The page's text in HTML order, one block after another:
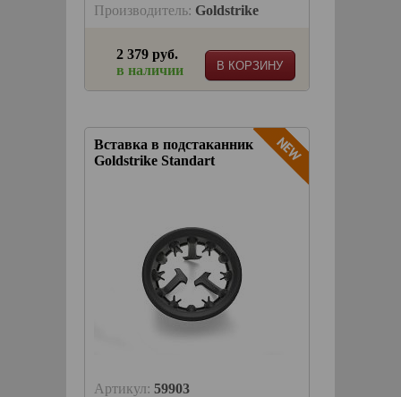
Производитель: Goldstrike
В КОРЗИНУ
2 379 руб.
в наличии
Вставка в подстаканник
Goldstrike Standart
Артикул: 59903